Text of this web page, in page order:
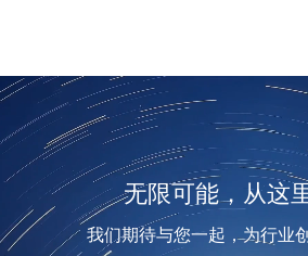
无限可能，从这
我们期待与您一起，为行业